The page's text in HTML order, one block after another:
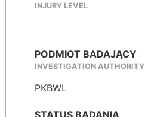
INJURY LEVEL
PODMIOT BADAJĄCY
INVESTIGATION AUTHORITY
PKBWL
STATUS BADANIA